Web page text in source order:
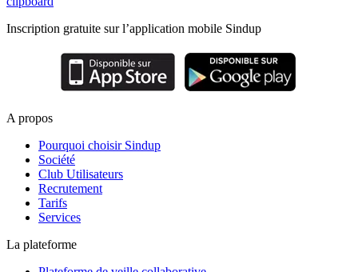
Inscription gratuite sur l’application mobile Sindup
A propos
Pourquoi choisir Sindup
Société
Club Utilisateurs
Recrutement
Tarifs
Services
La plateforme